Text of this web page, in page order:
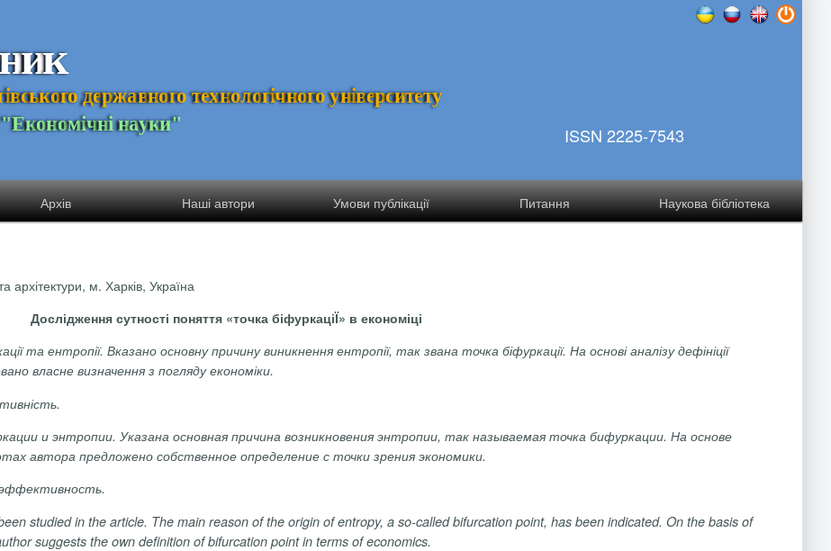
ик
івського державного технологічного університету
"Економічні науки" ISSN 2225-7543
Архів Наші автори Умови публікації Питання Наукова бібліотека
архітектури, м. Харків, Україна
Дослідження сутності поняття «точка біфуркаціЇ» в економіці
та ентропії. Вказано основну причину виникнення ентропії, так звана точка біфуркації. На основі аналізу дефініції
власне визначення з погляду економіки.
и энтропии. Указана основная причина возникновения энтропии, так называемая точка бифуркации. На основе
автора предложено собственное определение с точки зрения экономики.
.
studied in the article. The main reason of the origin of entropy, a so-called bifurcation point, has been indicated. On the basis of
suggests the own definition of bifurcation point in terms of economics.